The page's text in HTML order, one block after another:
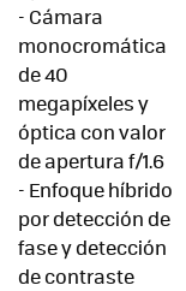
- Cámara
monocromática
de 40
megapíxeles y
óptica con valor
de apertura f/1.6
- Enfoque híbrido
por detección de
fase y detección
de contraste